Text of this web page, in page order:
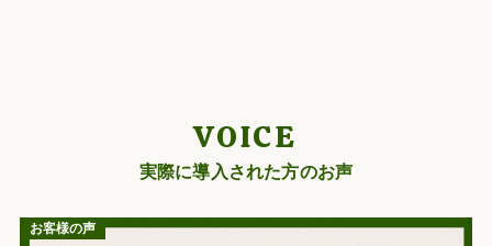
VOICE
実際に導入された方のお声
お客様の声